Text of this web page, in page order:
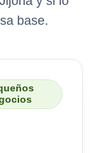
base.